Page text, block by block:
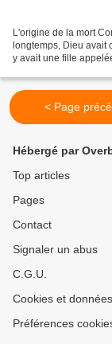
L'origine de la mort
longtemps, Dieu avait
y avait une fille
< Page
Hébergé par
Top articles
Pages
Contact
Signaler un abus
C.G.U.
Cookies et
Préférences